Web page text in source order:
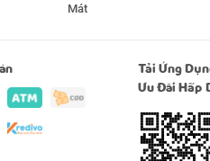
Mát
Tải Ứng
Ưu Đãi Hấp